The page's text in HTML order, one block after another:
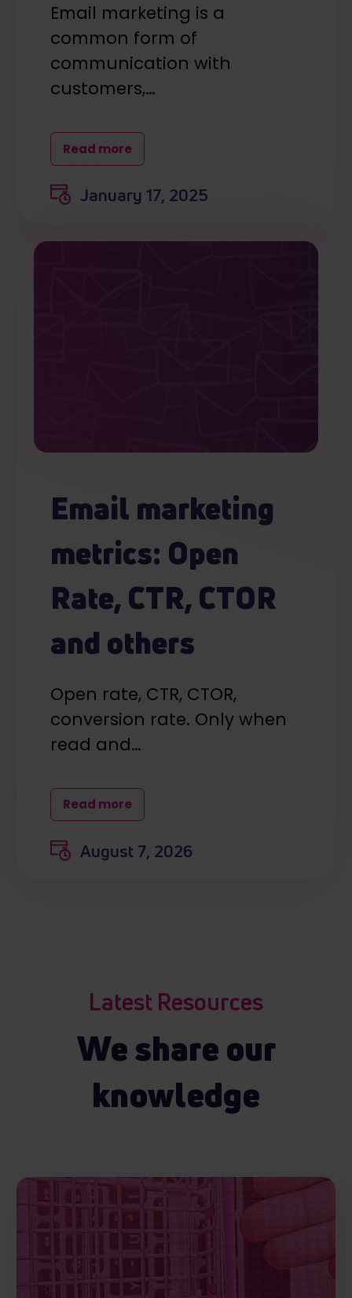
Email marketing is a
common form of
communication with
customers,…
Read more
January 17, 2025
Email marketing
metrics: Open
Rate, CTR, CTOR
and others
Open rate, CTR, CTOR,
conversion rate. Only when
read and…
Read more
August 7, 2026
Latest Resources
We share our
knowledge